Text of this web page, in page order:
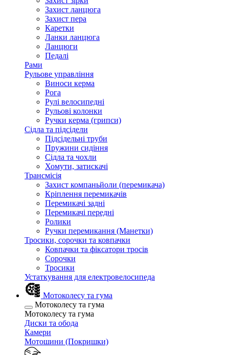
Захист ланцюга
Захист пера
Каретки
Ланки ланцюга
Ланцюги
Педалі
Рами
Рульове управління
Виноси керма
Рога
Рулі велосипедні
Рульові колонки
Ручки керма (грипси)
Сідла та підсідели
Підсідельні труби
Пружини сидіння
Сідла та чохли
Хомути, затискачі
Трансмісія
Захист компаньйоли (перемикача)
Кріплення перемикачів
Перемикачі задні
Перемикачі передні
Ролики
Ручки перемикання (Манетки)
Тросики, сорочки та ковпачки
Ковпачки та фіксатори тросів
Сорочки
Тросики
Устаткування для електровелосипеда
Мотоколесу та гума
Мотоколесу та гума
Мотоколесу та гума
Диски та обода
Камери
Мотошини (Покришки)